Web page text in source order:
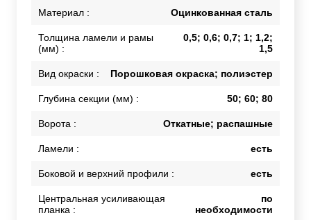
Материал : Оцинкованная сталь
Толщина ламели и рамы
(мм) :
0,5; 0,6; 0,7; 1; 1,2;
1,5
Вид окраски : Порошковая окраска; полиэстер
Глубина секции (мм) : 50; 60; 80
Ворота : Откатные; распашные
Ламели : есть
Боковой и верхний профили : есть
Центральная усиливающая
планка :
по
необходимости